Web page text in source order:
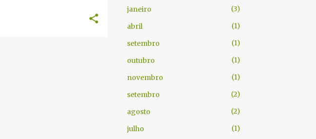
janeiro
3
abril
1
setembro
1
outubro
1
novembro
1
setembro
2
agosto
2
julho
1